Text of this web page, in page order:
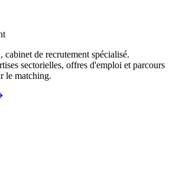
de recrutement spécialisé.
sectorielles, offres d'emploi et parcours
le matching.